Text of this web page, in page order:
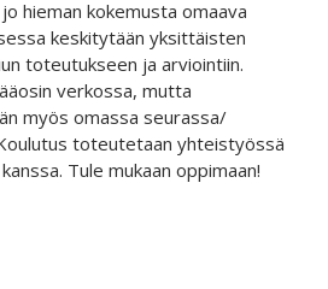
hieman kokemusta omaava
keskitytään yksittäisten
toteutukseen ja arviointiin.
verkossa, mutta
myös omassa seurassa/
toteutetaan yhteistyössä
Tule mukaan oppimaan!